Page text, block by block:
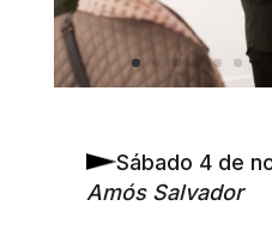
Sábado 4 de
Amós Salvador